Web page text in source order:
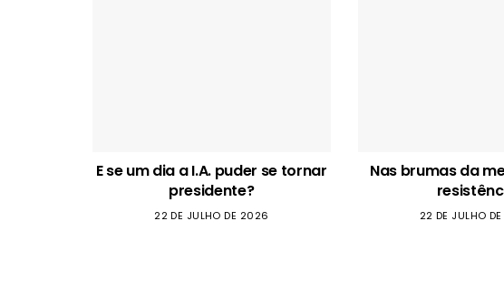
E se um dia a I.A. puder se tornar
presidente?
22 DE JULHO DE 2026
Nas brumas da
22 DE JULHO